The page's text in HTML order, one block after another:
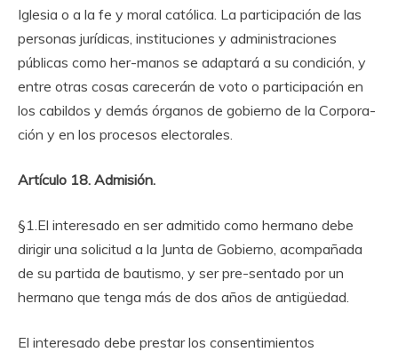
Iglesia o a la fe y moral católica. La participación de las
personas jurídicas, instituciones y administraciones
públicas como her-manos se adaptará a su condición, y
entre otras cosas carecerán de voto o participación en
los cabildos y demás órganos de gobierno de la Corpora-
ción y en los procesos electorales.
Artículo 18. Admisión.
§1.El interesado en ser admitido como hermano debe
dirigir una solicitud a la Junta de Gobierno, acompañada
de su partida de bautismo, y ser pre-sentado por un
hermano que tenga más de dos años de antigüedad.
El interesado debe prestar los consentimientos